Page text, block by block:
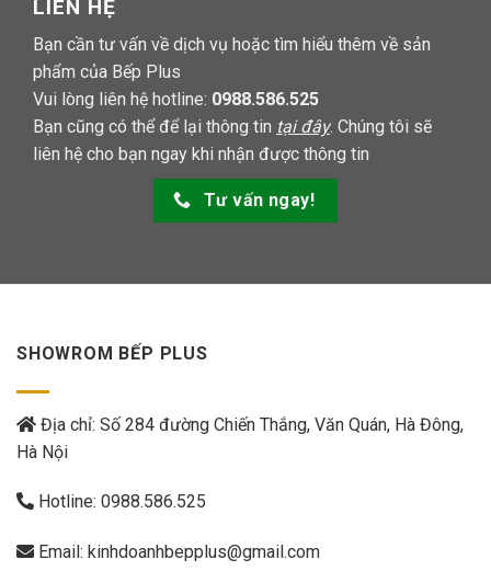
LIÊN HỆ
Bạn cần tư vấn về dịch vụ hoặc tìm hiểu thêm về sản
phẩm của Bếp Plus
Vui lòng liên hệ hotline: 0988.586.525
Bạn cũng có thể để lại thông tin tại đây. Chúng tôi sẽ
liên hệ cho bạn ngay khi nhận được thông tin
Tư vấn ngay!
SHOWROM BẾP PLUS
Địa chỉ: Số 284 đường Chiến Thắng, Văn Quán, Hà Đông,
Hà Nội
Hotline: 0988.586.525
Email: kinhdoanhbepplus@gmail.com